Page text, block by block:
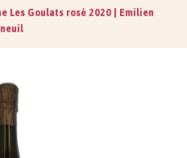
Les Goulats rosé 2020 | Emilien